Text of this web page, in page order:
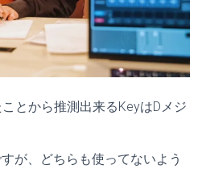
とから推測出来るKeyはDメジ
が、どちらも使ってないよう